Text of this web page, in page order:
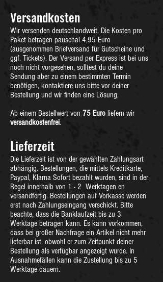
Versandkosten
Wir versenden deutschlandweit. Die Kosten pro
Paket betragen pauschal 4,95 Euro
(ausgenommen Briefversand für Gutscheine und
ggf. Tickets). Der Versand per Express ist bei uns
noch nicht vorgesehen, solltest du deine
Sendung aber zu einem bestimmten Termin
benötigen, kontaktiere uns bitte vor deiner
Bestellung und wir finden eine Lösung.
Ab einem Bestellwert von 75 Euro liefern wir
versandkostenfrei.
Lieferzeit
Die Lieferzeit ist von der gewählten Zahlungsart
abhängig. Bestellungen, die mittels Kreditkarte,
Paypal, Klarna Sofort bezahlt wurden, sind in der
Regel innerhalb von 1 - 2 Werktagen en
versandfertig. Bestellungen auf Vorkasse werden
erst nach Zahlungseingang verschickt. Bitte
beachte, dass die Banklaufzeit bis zu 3
Werktage betragen kann. Es kann vorkommen,
dass bei großer Nachfrage ein Artikel nicht mehr
lieferbar ist, obwohl er zum Zeitpunkt deiner
Bestellung als verfügbar angezeigt wurde. In
Ausnahmefällen kann die Zustellung bis zu 5
Werktage dauern.